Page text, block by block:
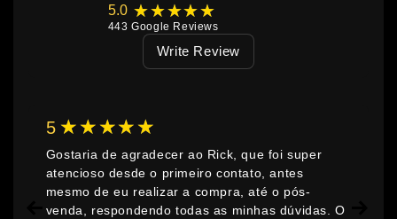
5.0 ★★★★★
443Google Reviews
Write Review
5 ★★★★★
Gostaria de agradecer ao Rick, que foi super
atencioso desde o primeiro contato, antes
mesmo de eu realizar a compra, até o pós-
venda, respondendo todas as minhas dúvidas. O